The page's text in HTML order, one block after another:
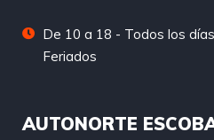
De 10 a 18 - Todos los
Feriados
AUTONORTE